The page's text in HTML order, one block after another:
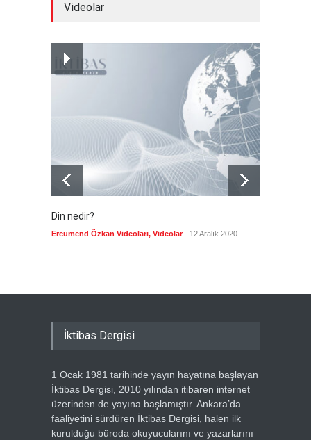
Futbol endüstrisinde kavga
devam ediyor
7 Ağustos 2026
Videolar
Din nedir?
Ercümend Özkan Videoları, Videolar 12 Aralık 2020
İktibas Dergisi
1 Ocak 1981 tarihinde yayın hayatına başlayan
İktibas Dergisi, 2010 yılından itibaren internet
üzerinden de yayına başlamıştır. Ankara’da
faaliyetini sürdüren İktibas Dergisi, halen ilk
kurulduğu büroda okuyucularını ve yazarlarını